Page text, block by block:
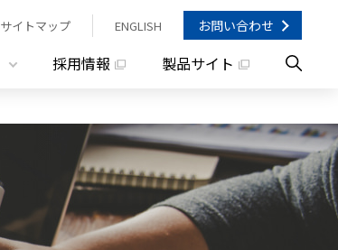
サイトマップ ENGLISH お問い合わせ
採用情報 製品サイト